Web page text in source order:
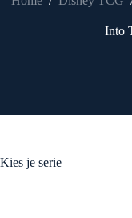
Into
Kies je serie